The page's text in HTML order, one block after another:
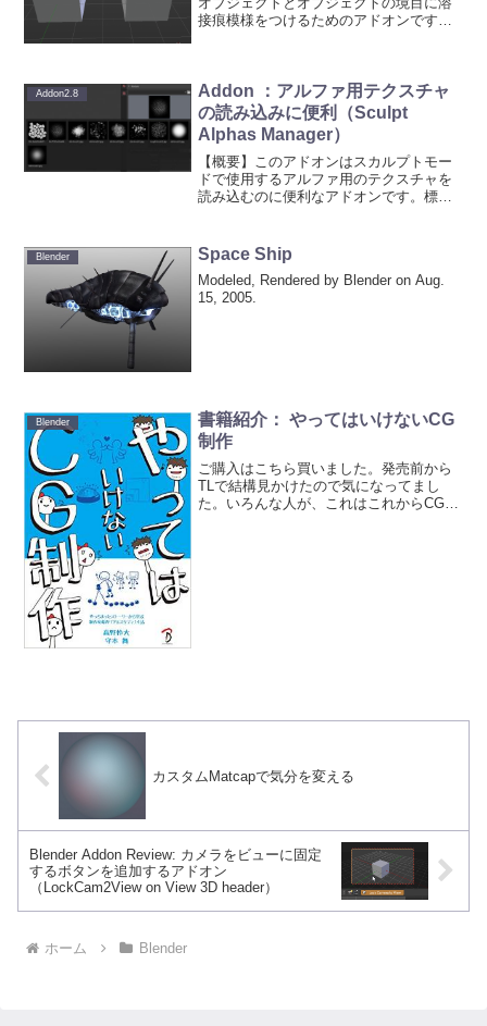
接痕模様をつけるためのアドオンです。
るだろうなと思っ...
Addon2.8
Addon ：アルファ用テクスチャ
の読み込みに便利（Sculpt
Alphas Manager）
【概要】このアドオンはスカルプトモー
ドで使用するアルファ用のテクスチャを
読み込むのに便利なアドオンです。標準
ラウザからテクスチャを１つ１つ読み込
んでい...
Blender Space Ship
Modeled, Rendered by Blender on Aug.
15, 2005.
Blender
書籍紹介： やってはいけないCG
制作
ご購入はこちら買いました。発売前から
TLで結構見かけたので気になってまし
た。いろんな人が、これはこれからCGを
カスタムMatcapで気分を変える
Blender Addon Review: カメラをビューに固定
するボタンを追加するアドオン
（LockCam2View on View 3D header）
ホーム Blender